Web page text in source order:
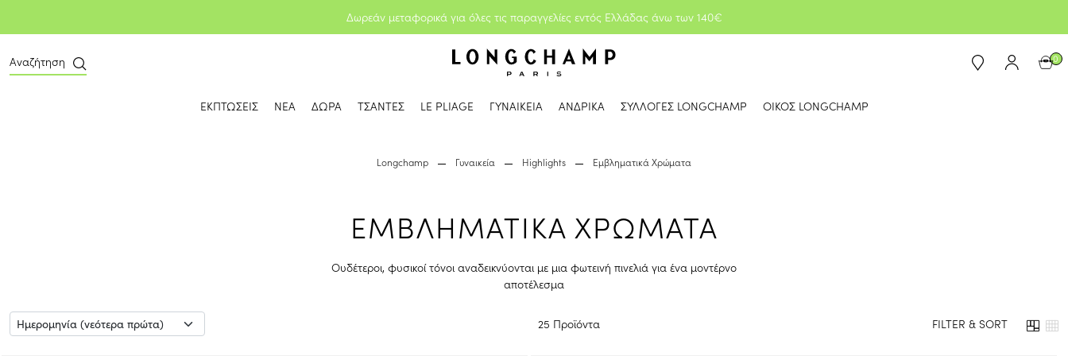
Δωρεάν μεταφορικά για όλες τις παραγγελίες εντός Ελλάδας άνω των 140€
Αναζήτηση 0
ΕΚΠΤΩΣΕΙΣ ΝΕΑ ΔΩΡΑ ΤΣΑΝΤΕΣ LE PLIAGE ΓΥΝΑΙΚΕΙΑ ΑΝΔΡΙΚΑ ΣΥΛΛΟΓΕΣ LONGCHAMP ΟΙΚΟΣ LONGCHAMP
Longchamp Γυναικεία Highlights Εμβληματικά Χρώματα
ΕΜΒΛΗΜΑΤΙΚΑ ΧΡΩΜΑΤΑ
Ουδέτεροι, φυσικοί τόνοι αναδεικνύονται με μια φωτεινή πινελιά για ένα μοντέρνο
αποτέλεσμα
25 Προϊόντα FILTER & SORT